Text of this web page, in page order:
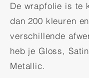
De wrapfolie is te
dan 200 kleuren
verschillende
heb je Gloss,
Metallic.